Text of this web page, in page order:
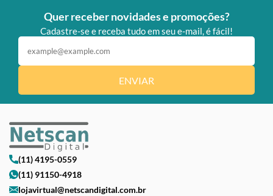
Quer receber novidades e promoções?
Cadastre-se e receba tudo em seu e-mail, é fácil!
ENVIAR
(11) 4195-0559
(11) 91150-4918
lojavirtual@netscandigital.com.br